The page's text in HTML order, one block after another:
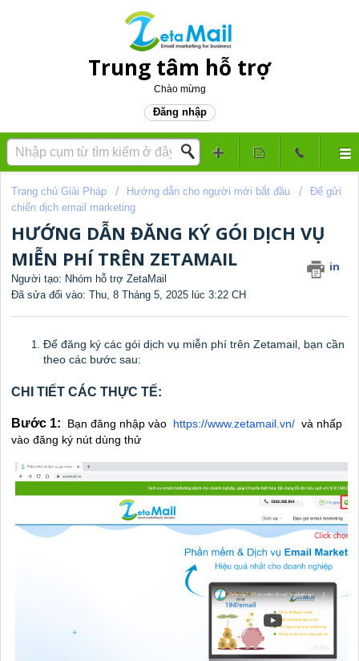
Trung tâm hỗ trợ
Chào mừng
Đăng nhập
Trang chủ Giải Pháp Hướng dẫn cho người mới bắt đầu
Để gửi
chiến dịch email marketing
HƯỚNG DẪN ĐĂNG KÝ GÓI DỊCH VỤ
MIỄN PHÍ TRÊN ZETAMAIL
in
Người tạo: Nhóm hỗ trợ ZetaMail
Đã sửa đổi vào: Thu, 8 Tháng 5, 2025 lúc 3:22 CH
Để đăng ký các gói dịch vụ miễn phí trên Zetamail, bạn cần
theo các bước sau:
CHI TIẾT CÁC THỰC TẾ:
Bước 1: Bạn đăng nhập vào https://www.zetamail.vn/ và nhấp
vào đăng ký nút dùng thử